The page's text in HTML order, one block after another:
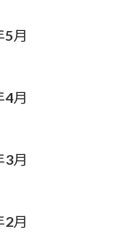
5月
4月
3月
2月